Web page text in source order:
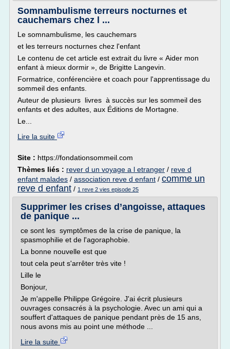
Somnambulisme terreurs nocturnes et
cauchemars chez l ...
Le somnambulisme, les cauchemars
et les terreurs nocturnes chez l'enfant
Le contenu de cet article est extrait du livre « Aider mon
enfant à mieux dormir », de Brigitte Langevin.
Formatrice, conférencière et coach pour l'apprentissage du
sommeil des enfants.
Auteur de plusieurs livres à succès sur les sommeil des
enfants et des adultes, aux Éditions de Mortagne.
Le...
Lire la suite
Site : https://fondationsommeil.com
Thèmes liés : rever d un voyage a l etranger / reve d
enfant malades / association reve d enfant / comme un
reve d enfant / 1 reve 2 vies episode 25
Supprimer les crises d’angoisse, attaques
de panique ...
ce sont les symptômes de la crise de panique, la
spasmophilie et de l'agoraphobie.
La bonne nouvelle est que
tout cela peut s'arrêter très vite !
Lille le
Bonjour,
Je m'appelle Philippe Grégoire. J'ai écrit plusieurs
ouvrages consacrés à la psychologie. Avec un ami qui a
souffert d'attaques de panique pendant près de 15 ans,
nous avons mis au point une méthode ...
Lire la suite